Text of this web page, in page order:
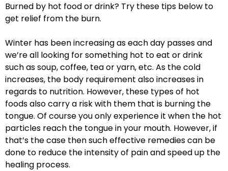
Burned by hot food or drink? Try these tips below to
get relief from the burn.
Winter has been increasing as each day passes and
we’re all looking for something hot to eat or drink
such as soup, coffee, tea or yarn, etc. As the cold
increases, the body requirement also increases in
regards to nutrition. However, these types of hot
foods also carry a risk with them that is burning the
tongue. Of course you only experience it when the hot
particles reach the tongue in your mouth. However, if
that’s the case then such effective remedies can be
done to reduce the intensity of pain and speed up the
healing process.